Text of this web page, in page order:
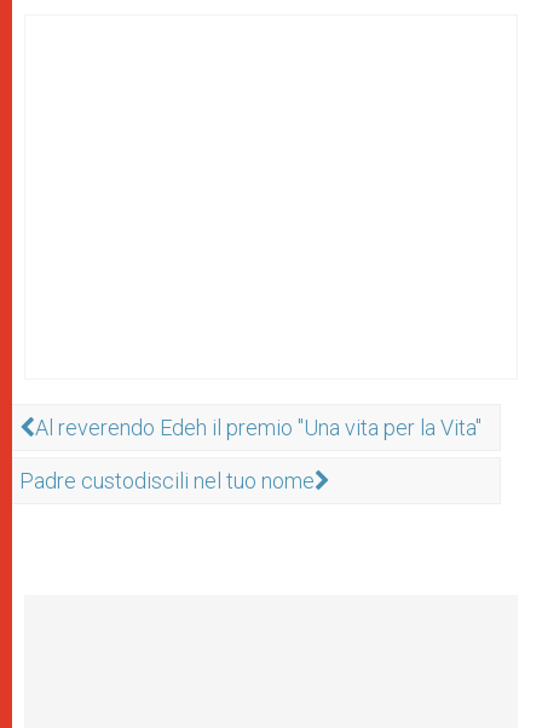
Al reverendo Edeh il premio "Una vita per la Vita"
Padre custodiscili nel tuo nome